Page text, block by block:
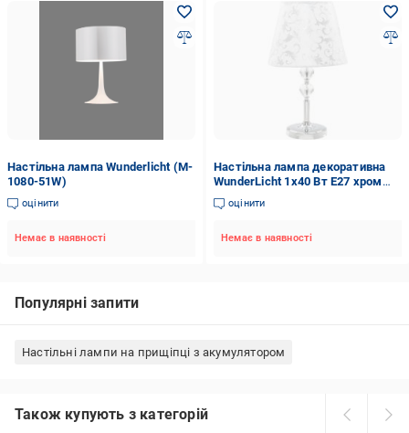
Настільна лампа Wunderlicht (M-
1080-51W)
оцінити
Немає в наявності
Настільна лампа декоративна
WunderLicht 1x40 Вт E27 хром
W11408-51CH
оцінити
Немає в наявності
Популярні запити
Настільні лампи на прищіпці з акумулятором
Також купують з категорій